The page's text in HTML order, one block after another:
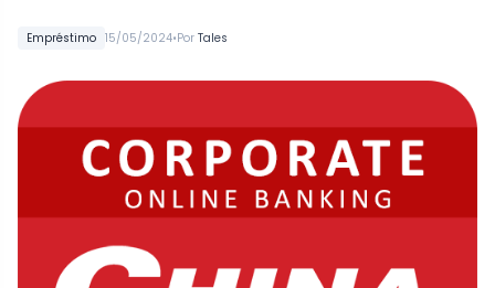
Empréstimo 15/05/2024•Por Tales